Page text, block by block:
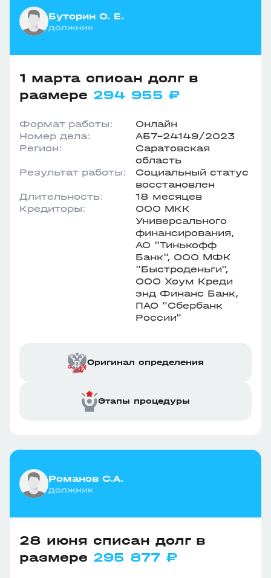
Буторин О. Е.
должник
1 марта списан долг в
размере 294 955 ₽
Формат работы:
Онлайн
Номер дела:
А57-24149/2023
Регион:
Саратовская
область
Результат работы:
Социальный статус
восстановлен
Длительность:
18 месяцев
Кредиторы:
ООО МКК
Универсального
финансирования,
АО "Тинькофф
Банк", ООО МФК
"Быстроденьги",
ООО Хоум Креди
энд Финанс Банк,
ПАО "Сбербанк
России"
Оригинал определения
Этапы процедуры
Романов С.А.
должник
28 июня списан долг в
размере 295 877 ₽